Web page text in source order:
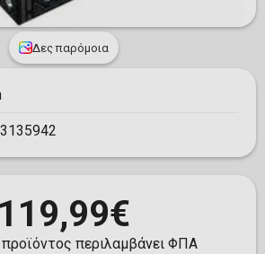
Δες παρόμοια
119,99€
προϊόντος περιλαμβάνει ΦΠΑ